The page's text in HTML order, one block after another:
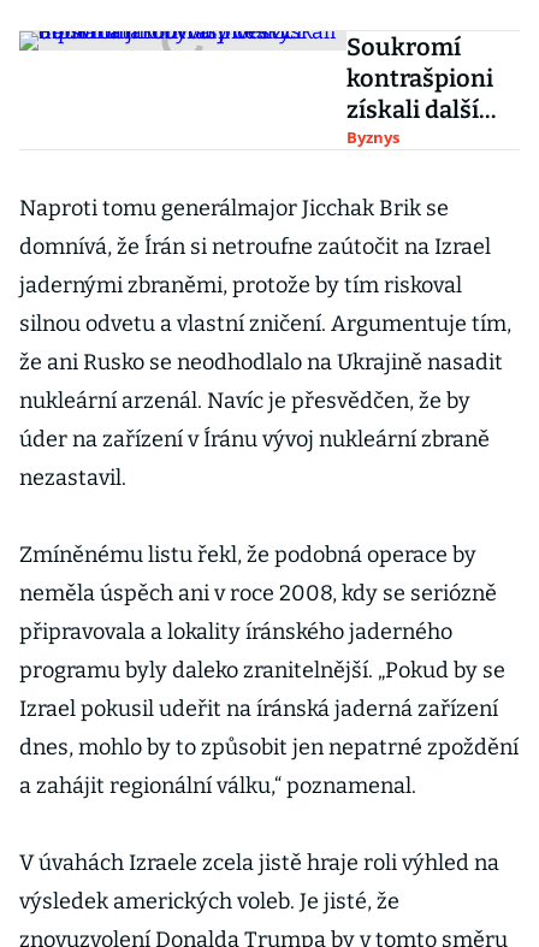
Soukromí
kontrašpioni
získali další
miliardovou
Pomáhá jim
bývalý český
Byznys
Naproti tomu generálmajor Jicchak Brik se
domnívá, že Írán si netroufne zaútočit na Izrael
jadernými zbraněmi, protože by tím riskoval
silnou odvetu a vlastní zničení. Argumentuje tím,
že ani Rusko se neodhodlalo na Ukrajině nasadit
nukleární arzenál. Navíc je přesvědčen, že by
úder na zařízení v Íránu vývoj nukleární zbraně
nezastavil.
Zmíněnému listu řekl, že podobná operace by
neměla úspěch ani v roce 2008, kdy se seriózně
připravovala a lokality íránského jaderného
programu byly daleko zranitelnější. „Pokud by se
Izrael pokusil udeřit na íránská jaderná zařízení
dnes, mohlo by to způsobit jen nepatrné zpoždění
a zahájit regionální válku,“ poznamenal.
V úvahách Izraele zcela jistě hraje roli výhled na
výsledek amerických voleb. Je jisté, že
znovuzvolení Donalda Trumpa by v tomto směru